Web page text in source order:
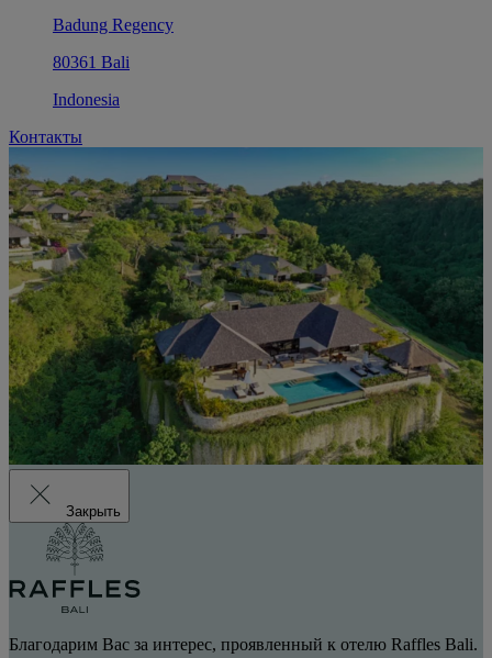
Badung Regency
80361 Bali
Indonesia
Контакты
Закрыть
Благодарим Вас за интерес, проявленный к отелю Raffles Bali.